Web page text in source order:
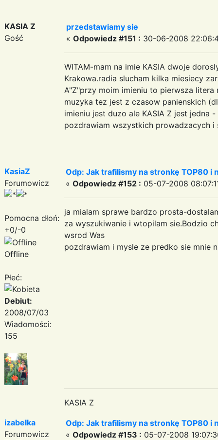
KASIA Z
Gość
przedstawiamy sie
« Odpowiedz #151 : 30-06-2008
WITAM-mam na imie KASIA dwoje
Krakowa.radia slucham kilka miesiecy
A"Z"przy moim imieniu to pierwsza
muzyka tez jest z czasow panienskich
imieniu jest duzo ale KASIA Z jest jedna -
pozdrawiam wszystkich prowadzacych
KasiaZ
Forumowicz
Pomocna dłoń:
+0/-0
Offline
Płeć:
Debiut:
2008/07/03
Wiadomości:
155
Odp: Jak trafilismy na stronkę TOP80 i
« Odpowiedz #152 : 05-07-2008
ja mialam sprawe bardzo prosta-
za wyszukiwanie i wtopilam sie.Bodzio
wsrod Was
pozdrawiam i mysle ze predko sie mnie
KASIA Z
izabelka
Forumowicz
Odp: Jak trafilismy na stronkę TOP80 i
« Odpowiedz #153 : 05-07-2008